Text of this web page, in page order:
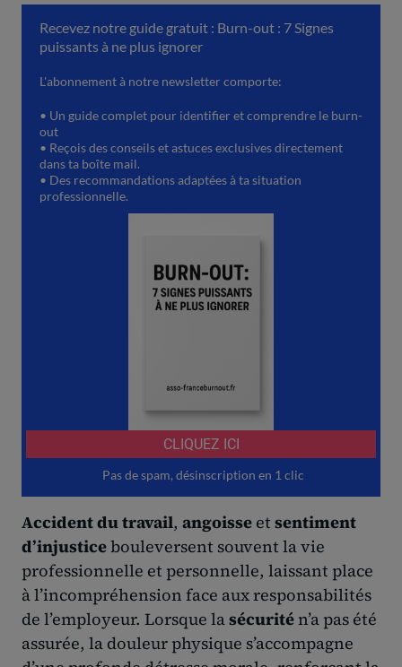
Accident du travail, angoisse et sentiment
d’injusticebouleversent souvent la vie
professionnelle et personnelle, laissant place
à l’incompréhension face aux responsabilités
de l’employeur. Lorsque lasécuritén’a pas été
assurée, la douleur physique s’accompagne